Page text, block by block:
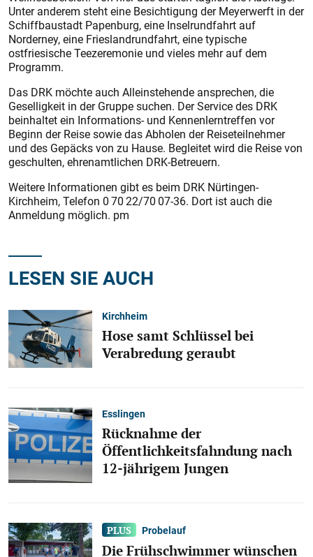
Unter anderem steht eine Besichtigung der Meyerwerft in der
Schiffbaustadt Papenburg, eine Inselrundfahrt auf
Norderney, eine Frieslandrundfahrt, eine typische
ostfriesische Teezeremonie und vieles mehr auf dem
Programm.
Das DRK möchte auch Alleinstehende ansprechen, die
Geselligkeit in der Gruppe suchen. Der Service des DRK
beinhaltet ein Informations- und Kennenlerntreffen vor
Beginn der Reise sowie das Abholen der Reiseteilnehmer
und des Gepäcks von zu Hause. Begleitet wird die Reise von
geschulten, ehrenamtlichen DRK-Betreuern.
Weitere Informationen gibt es beim DRK Nürtingen-
Kirchheim, Telefon 0 70 22/70 07-36. Dort ist auch die
Anmeldung möglich. pm
LESEN SIE AUCH
Kirchheim
Hose samt Schlüssel bei
Verabredung geraubt
Esslingen
Rücknahme der
Öffentlichkeitsfahndung nach
12-jährigem Jungen
Probelauf
Die Frühschwimmer wünschen